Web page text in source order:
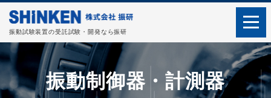
振動試験装置の受託試験・開発なら振研
振動制御器・計測器